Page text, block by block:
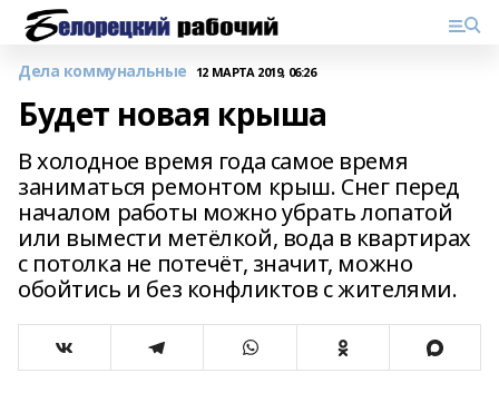
Дела коммунальные 12 МАРТА 2019, 06:26
Будет новая крыша
В холодное время года самое время
заниматься ремонтом крыш. Снег перед
началом работы можно убрать лопатой
или вымести метёлкой, вода в квартирах
с потолка не потечёт, значит, можно
обойтись и без конфликтов с жителями.